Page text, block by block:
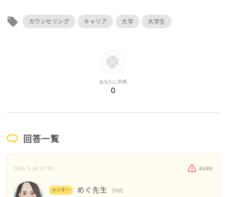
local_offer カウンセリング キャリア 大学 大学生
あなたに共感
0
回答一覧
2026.5.24 17:03 違反報告
メンター めぐ先生 50代